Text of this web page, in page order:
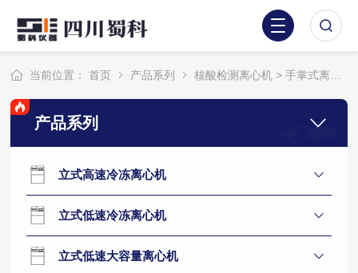
当前位置：首页 产品系列 核酸检测离心机 > 手掌式离心机
产品系列
立式高速冷冻离心机
立式低速冷冻离心机
立式低速大容量离心机